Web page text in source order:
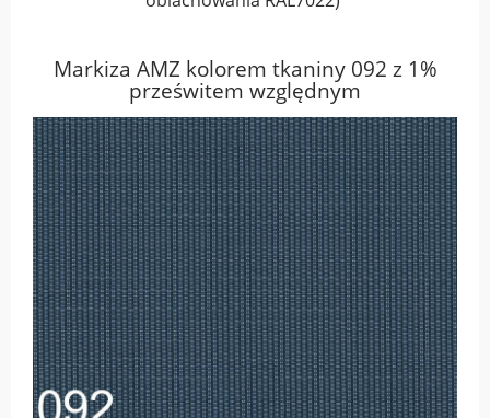
Markiza AMZ kolorem tkaniny 092 z 1%
prześwitem względnym